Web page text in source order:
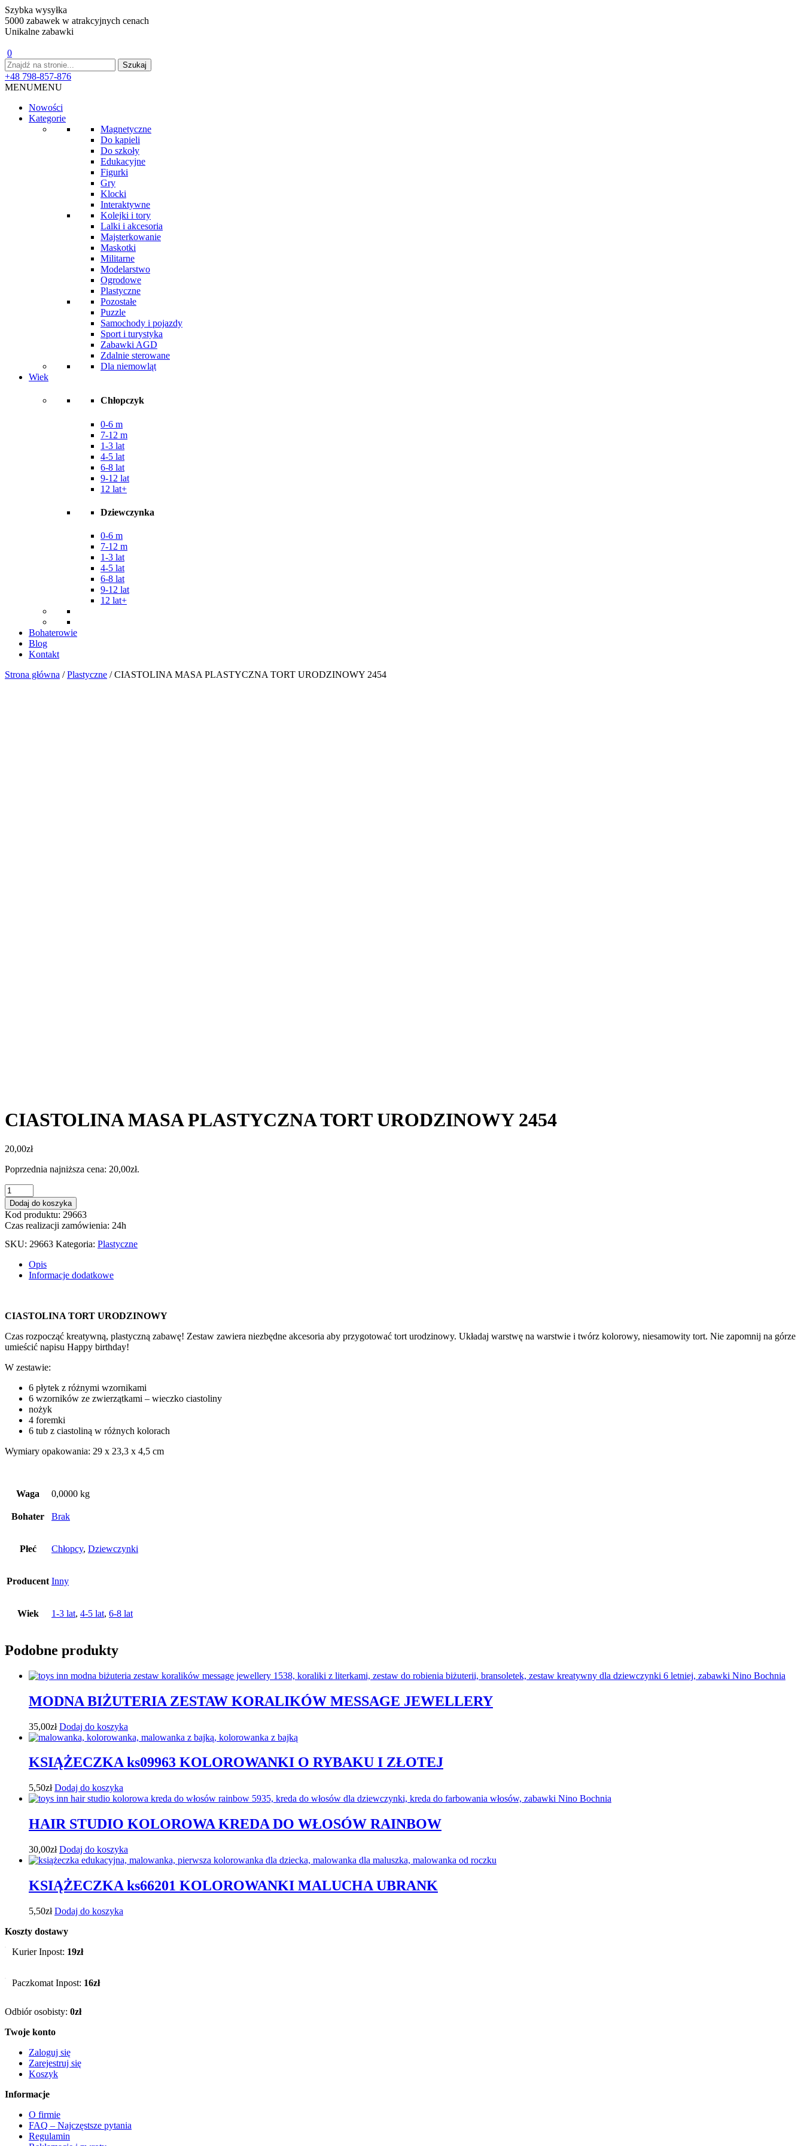
Szybka wysyłka
5000 zabawek w atrakcyjnych cenach
Unikalne zabawki
0
+48 798-857-876
MENUMENU
Nowości
Kategorie
Magnetyczne
Do kąpieli
Do szkoły
Edukacyjne
Figurki
Gry
Klocki
Interaktywne
Kolejki i tory
Lalki i akcesoria
Majsterkowanie
Maskotki
Militarne
Modelarstwo
Ogrodowe
Plastyczne
Pozostałe
Puzzle
Samochody i pojazdy
Sport i turystyka
Zabawki AGD
Zdalnie sterowane
Dla niemowląt
Wiek
Chłopczyk
0-6 m
7-12 m
1-3 lat
4-5 lat
6-8 lat
9-12 lat
12 lat+
Dziewczynka
0-6 m
7-12 m
1-3 lat
4-5 lat
6-8 lat
9-12 lat
12 lat+
Bohaterowie
Blog
Kontakt
Strona główna /Plastyczne / CIASTOLINA MASA PLASTYCZNA TORT URODZINOWY 2454
CIASTOLINA MASA PLASTYCZNA TORT URODZINOWY 2454
20,00zł
Poprzednia najniższa cena: 20,00zł.
ilość
CIASTOLINA
MASA
PLASTYCZNA
TORT
URODZINOWY
Dodaj do koszyka
Kod produktu: 29663
Czas realizacji zamówienia: 24h
SKU: 29663 Kategoria: Plastyczne
Opis
Informacje dodatkowe
CIASTOLINA TORT URODZINOWY
Czas rozpocząć kreatywną, plastyczną zabawę! Zestaw zawiera niezbędne akcesoria aby przygotować tort urodzinowy. Układaj warstwę na warstwie i twórz kolorowy, niesamowity tort. Nie zapomnij na górze
umieścić napisu Happy birthday!
W zestawie:
6 płytek z różnymi wzornikami
6 wzorników ze zwierzątkami – wieczko ciastoliny
nożyk
4 foremki
6 tub z ciastoliną w różnych kolorach
Wymiary opakowania: 29 x 23,3 x 4,5 cm
Waga 0,0000 kg
Bohater Brak
Płeć Chłopcy, Dziewczynki
Producent Inny
Wiek 1-3 lat, 4-5 lat, 6-8 lat
Podobne produkty
MODNA BIŻUTERIA ZESTAW KORALIKÓW MESSAGE JEWELLERY
35,00zł Dodaj do koszyka
KSIĄŻECZKA ks09963 KOLOROWANKI O RYBAKU I ZŁOTEJ
5,50zł Dodaj do koszyka
HAIR STUDIO KOLOROWA KREDA DO WŁOSÓW RAINBOW
30,00zł Dodaj do koszyka
KSIĄŻECZKA ks66201 KOLOROWANKI MALUCHA UBRANK
5,50zł Dodaj do koszyka
Koszty dostawy
Kurier Inpost: 19zł
Paczkomat Inpost: 16zł
Odbiór osobisty: 0zł
Twoje konto
Zaloguj się
Zarejestruj się
Koszyk
Informacje
O firmie
FAQ – Najczęstsze pytania
Regulamin